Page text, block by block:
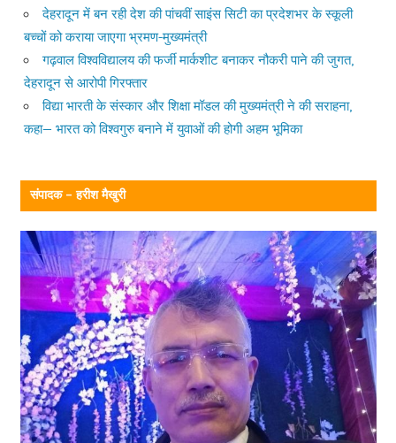
देहरादून में बन रही देश की पांचवीं साइंस सिटी का प्रदेशभर के स्कूली
बच्चों को कराया जाएगा भ्रमण-मुख्यमंत्री
गढ़वाल विश्वविद्यालय की फर्जी मार्कशीट बनाकर नौकरी पाने की जुगत,
देहरादून से आरोपी गिरफ्तार
विद्या भारती के संस्कार और शिक्षा मॉडल की मुख्यमंत्री ने की सराहना,
कहा— भारत को विश्वगुरु बनाने में युवाओं की होगी अहम भूमिका
संपादक – हरीश मैखुरी